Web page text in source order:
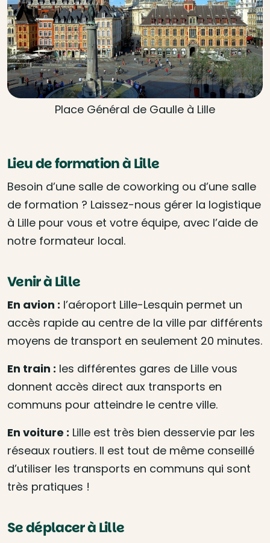
Place Général de Gaulle à Lille
Lieu de formation à Lille
Besoin d’une salle de coworking ou d’une salle
de formation ? Laissez-nous gérer la logistique
à Lille pour vous et votre équipe, avec l’aide de
notre formateur local.
Venir à Lille
En avion : l’aéroport Lille-Lesquin permet un
accès rapide au centre de la ville par différents
moyens de transport en seulement 20 minutes.
En train : les différentes gares de Lille vous
donnent accès direct aux transports en
communs pour atteindre le centre ville.
En voiture : Lille est très bien desservie par les
réseaux routiers. Il est tout de même conseillé
d’utiliser les transports en communs qui sont
très pratiques !
Se déplacer à Lille